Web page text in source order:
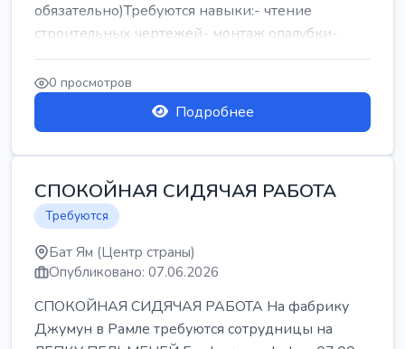
обязательно)Требуются навыки:- чтение
строительных чертежей- монтаж опалубки-
армокаркасыОпл...
0 просмотров
Подробнее
СПОКОЙНАЯ СИДЯЧАЯ РАБОТА
Требуются
Бат Ям (Центр страны)
Опубликовано: 07.06.2026
СПОКОЙНАЯ СИДЯЧАЯ РАБОТА На фабрику
Джумун в Рамле требуются сотрудницы на